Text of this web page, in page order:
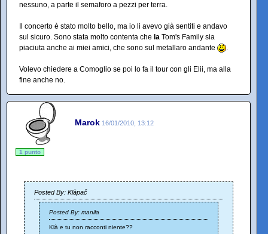
nessuno, a parte il semaforo a pezzi per terra.
Il concerto è stato molto bello, ma io li avevo già sentiti e andavo
sul sicuro. Sono stata molto contenta che la Tom's Family sia
piaciuta anche ai miei amici, che sono sul metallaro andante
.
Volevo chiedere a Comoglio se poi lo fa il tour con gli Elii, ma alla
fine anche no.
Marok 16/01/2010, 13:12
1 punto
Posted By: Klàpač
Posted By: manila
Klà e tu non racconti niente??